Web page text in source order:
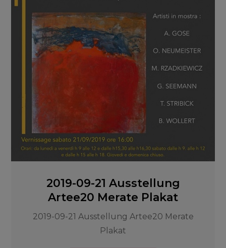
2019-09-21 Ausstellung
Artee20 Merate Plakat
2019-09-21 Ausstellung Artee20 Merate
Plakat